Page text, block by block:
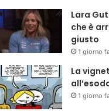
Lara
che è
giusto
1 giorno
La
1 giorno